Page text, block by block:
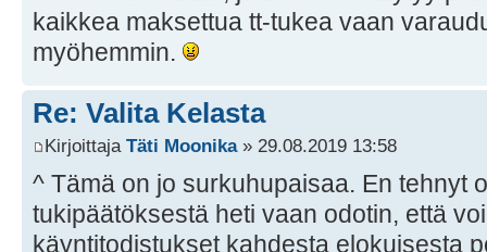
kaikkea maksettua tt-tukea vaan
myöhemmin.
Re: Valita Kelasta
Kirjoittaja Täti Moonika» 29.08.2019 13:58
^ Tämä on jo surkuhupaisaa. En tehnyt
tukipäätöksestä heti vaan odotin, että
käyntitodistukset kahdesta elokuisesta